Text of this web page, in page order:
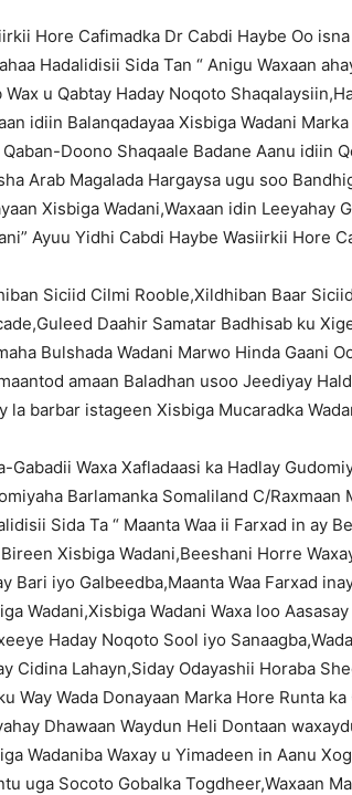
Hore Cafimadka Dr Cabdi Haybe Oo
Hadalidisii Sida Tan “ Anigu Waxaan
Wax u Qabtay Haday Noqoto
idiin Balanqadayaa Xisbiga Wadani
Doono Shaqaale Badane Aanu idiin
Arab Magalada Hargaysa ugu soo
Xisbiga Wadani,Waxaan idin Leeyahay
Ayuu Yidhi Cabdi Haybe Wasiirkii Hore
Siciid Cilmi Rooble,Xildhiban Baar
Daahir Samatar Badhisab ku
Bulshada Wadani Marwo Hinda Gaani
amaan Baladhan usoo Jeediyay
la barbar istageen Xisbiga Mucaradka
Gabadii Waxa Xafladaasi ka Hadlay
Barlamanka Somaliland C/
Sida Ta “ Maanta Waa ii Farxad in ay
Xisbiga Wadani,Beeshani Horre
Bari iyo Galbeedba,Maanta Waa Farxad
Wadani,Xisbiga Wadani Waxa loo
Haday Noqoto Sool iyo
Cidina Lahayn,Siday Odayashii Horaba
Way Wada Donayaan Marka Hore Runta
Dhawaan Waydun Heli Dontaan
Wadaniba Waxay u Yimadeen in Aanu
uga Socoto Gobalka Togdheer,Waxaan